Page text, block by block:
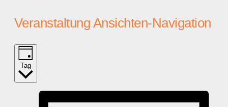
Veranstaltung Ansichten-Navigation
Tag